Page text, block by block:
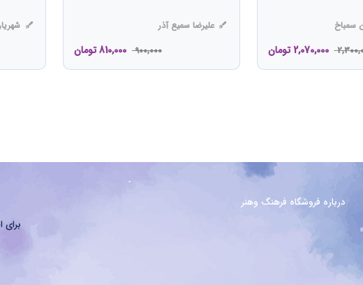
سمباخ
2,070,000 تومان
علیرضا سمیع آذر
900,000
810,000تومان
درباره فروشگاه فرهنگ وهنر